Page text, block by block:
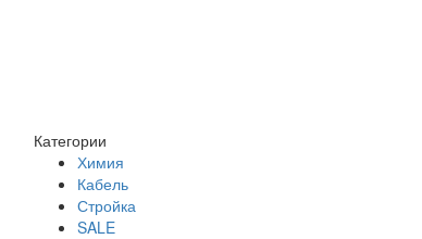
Категории
Химия
Кабель
Стройка
SALE